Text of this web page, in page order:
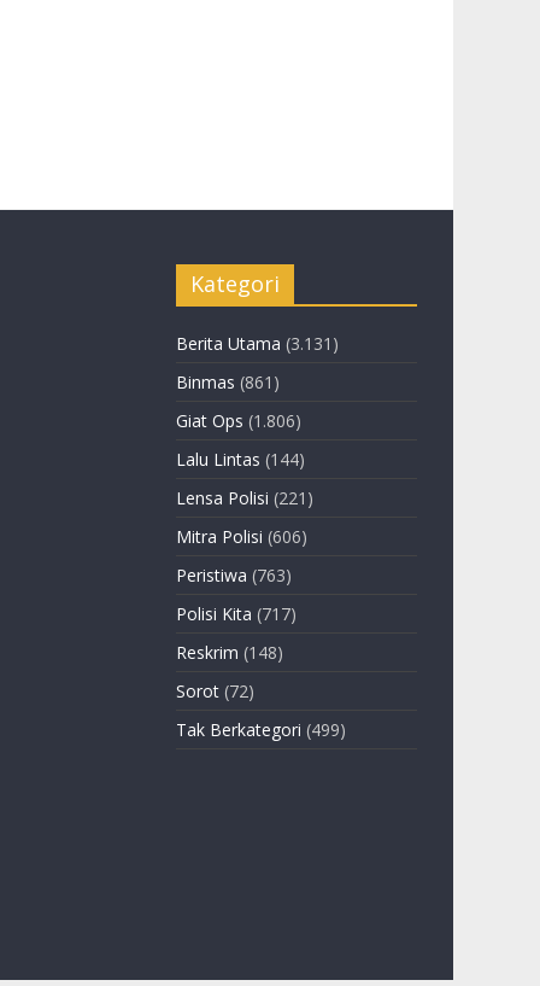
Kategori
Berita Utama (3.131)
Binmas (861)
Giat Ops (1.806)
Lalu Lintas (144)
Lensa Polisi (221)
Mitra Polisi (606)
Peristiwa (763)
Polisi Kita (717)
Reskrim (148)
Sorot (72)
Tak Berkategori (499)